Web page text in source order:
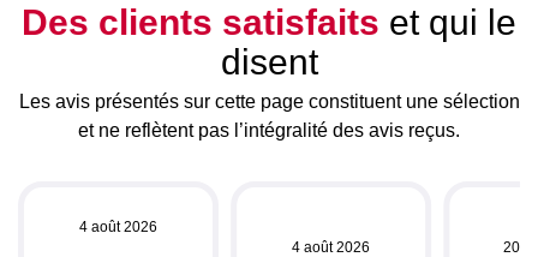
Des clients satisfaits et qui le
disent
Les avis présentés sur cette page constituent une sélection
et ne reflètent pas l’intégralité des avis reçus.
4 août 2026
4 août 2026 20